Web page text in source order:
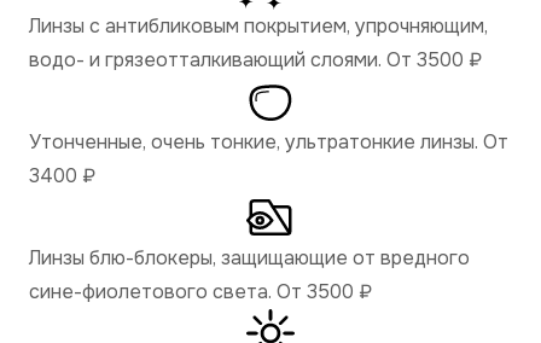
Линзы с антибликовым покрытием, упрочняющим,
водо- и грязеотталкивающий слоями. От 3500 ₽
Утонченные, очень тонкие, ультратонкие линзы. От
3400 ₽
Линзы блю-блокеры, защищающие от вредного
сине-фиолетового света. От 3500 ₽